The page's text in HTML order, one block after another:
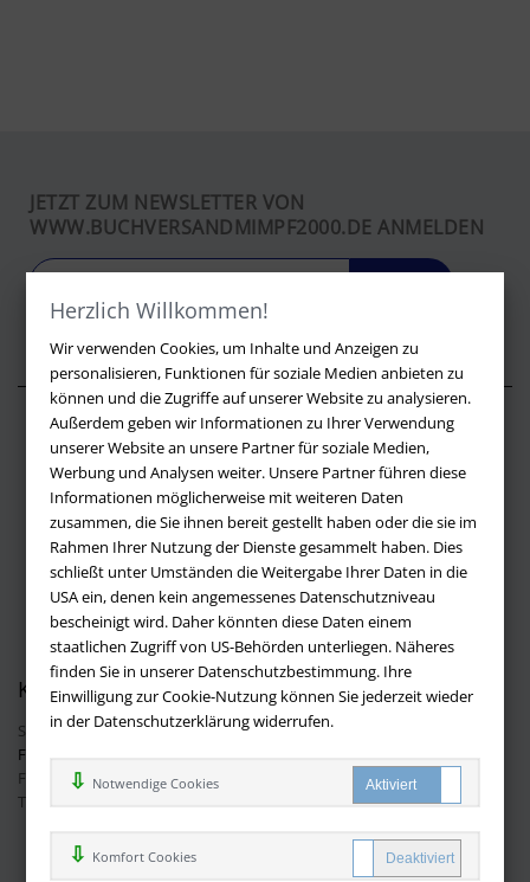
Herzlich Willkommen!
Wir verwenden Cookies, um Inhalte und Anzeigen zu
personalisieren, Funktionen für soziale Medien anbieten zu
können und die Zugriffe auf unserer Website zu analysieren.
Außerdem geben wir Informationen zu Ihrer Verwendung
unserer Website an unsere Partner für soziale Medien,
Werbung und Analysen weiter. Unsere Partner führen diese
Informationen möglicherweise mit weiteren Daten
zusammen, die Sie ihnen bereit gestellt haben oder die sie im
Rahmen Ihrer Nutzung der Dienste gesammelt haben. Dies
schließt unter Umständen die Weitergabe Ihrer Daten in die
USA ein, denen kein angemessenes Datenschutzniveau
bescheinigt wird. Daher könnten diese Daten einem
staatlichen Zugriff von US-Behörden unterliegen. Näheres
finden Sie in unserer Datenschutzbestimmung. Ihre
Einwilligung zur Cookie-Nutzung können Sie jederzeit wieder
in der Datenschutzerklärung widerrufen.
Notwendige Cookies
Komfort Cookies
JETZT ZUM NEWSLETTER VON
WWW.BUCHVERSANDMIMPF2000.DE ANMELDEN
Über buchversandmimpf2000.de
Impressum
Versandbedingungen
Widerruf
Batteriehinweis
AGB
Datenschutz
Kontakt
Sie haben Fragen?Hier finden Sie Antworten auf häufig gestellte
Fragen.
Fragen per E-Mail:info@buchversandmimpf2000.de
Telefon: +49 (0)9209 20 23 188
Ihre Vorteile bei uns
Kostenloser Versand innerhalb Deutschlands